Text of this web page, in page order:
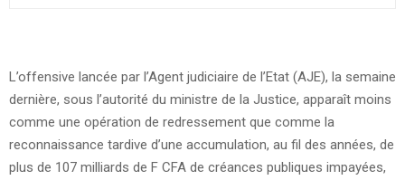
L’offensive lancée par l’Agent judiciaire de l’Etat (AJE), la semaine
dernière, sous l’autorité du ministre de la Justice, apparaît moins
comme une opération de redressement que comme la
reconnaissance tardive d’une accumulation, au fil des années, de
plus de 107 milliards de F CFA de créances publiques impayées,